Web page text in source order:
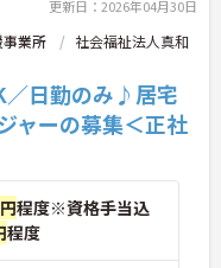
更新日：2026年04月30日
業所
社会福祉法人真和
／日勤のみ♪居宅
ャーの募集＜正社
程度※資格手当込
程度